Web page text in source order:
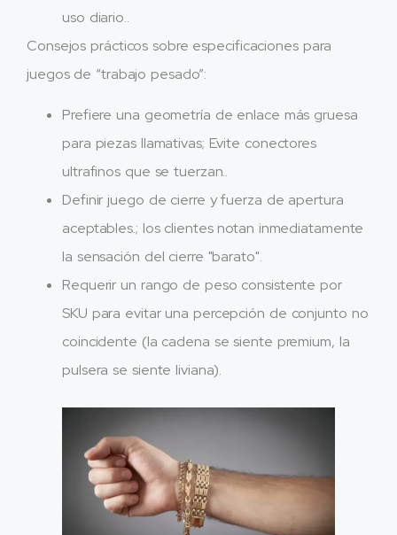
uso diario..
Consejos prácticos sobre especificaciones para
juegos de “trabajo pesado”:
Prefiere una geometría de enlace más gruesa
para piezas llamativas; Evite conectores
ultrafinos que se tuerzan..
Definir juego de cierre y fuerza de apertura
aceptables.; los clientes notan inmediatamente
la sensación del cierre "barato".
Requerir un rango de peso consistente por
SKU para evitar una percepción de conjunto no
coincidente (la cadena se siente premium, la
pulsera se siente liviana).​